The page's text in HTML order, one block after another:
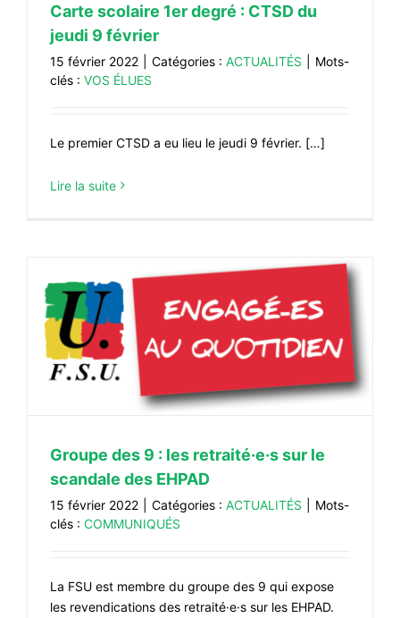
Carte scolaire 1er degré : CTSD du
jeudi 9 février
15 février 2022 Catégories : ACTUALITÉS
Mots-
clés : VOS ÉLUES
Le premier CTSD a eu lieu le jeudi 9 février. […]
Lire la suite
Groupe des 9 : les retraité·e·s sur le
scandale des EHPAD
15 février 2022 Catégories : ACTUALITÉS
Mots-
clés : COMMUNIQUÉS
La FSU est membre du groupe des 9 qui expose
les revendications des retraité·e·s sur les EHPAD.